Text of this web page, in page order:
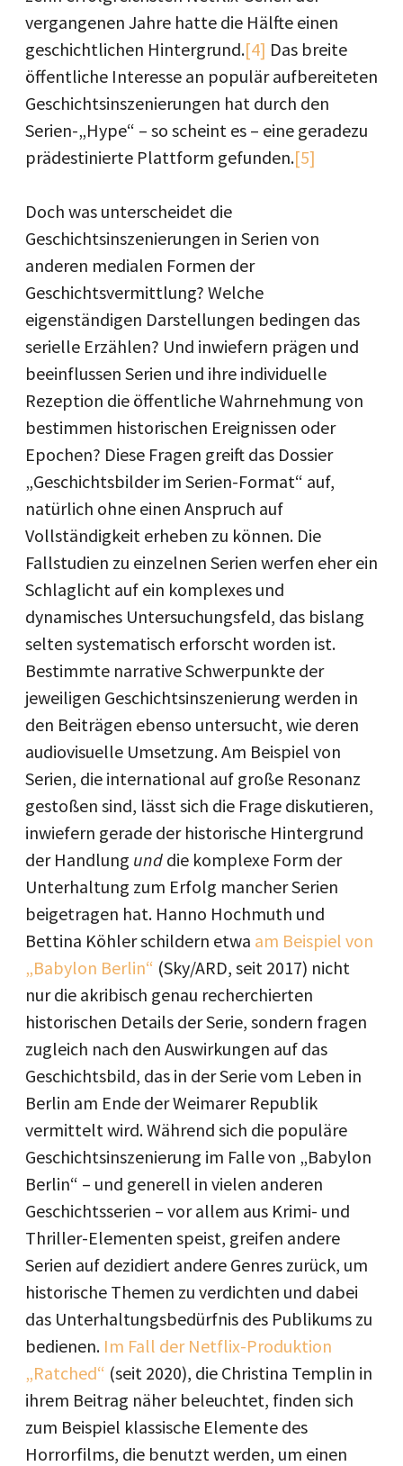
vergangenen Jahre hatte die Hälfte einen
geschichtlichen Hintergrund.[4] Das breite
öffentliche Interesse an populär aufbereiteten
Geschichtsinszenierungen hat durch den
Serien-„Hype“ – so scheint es – eine geradezu
prädestinierte Plattform gefunden.[5]
Doch was unterscheidet die
Geschichtsinszenierungen in Serien von
anderen medialen Formen der
Geschichtsvermittlung? Welche
eigenständigen Darstellungen bedingen das
serielle Erzählen? Und inwiefern prägen und
beeinflussen Serien und ihre individuelle
Rezeption die öffentliche Wahrnehmung von
bestimmen historischen Ereignissen oder
Epochen? Diese Fragen greift das Dossier
„Geschichtsbilder im Serien-Format“ auf,
natürlich ohne einen Anspruch auf
Vollständigkeit erheben zu können. Die
Fallstudien zu einzelnen Serien werfen eher ein
Schlaglicht auf ein komplexes und
dynamisches Untersuchungsfeld, das bislang
selten systematisch erforscht worden ist.
Bestimmte narrative Schwerpunkte der
jeweiligen Geschichtsinszenierung werden in
den Beiträgen ebenso untersucht, wie deren
audiovisuelle Umsetzung. Am Beispiel von
Serien, die international auf große Resonanz
gestoßen sind, lässt sich die Frage diskutieren,
inwiefern gerade der historische Hintergrund
der Handlung und die komplexe Form der
Unterhaltung zum Erfolg mancher Serien
beigetragen hat. Hanno Hochmuth und
Bettina Köhler schildern etwa am Beispiel von
„Babylon Berlin“ (Sky/ARD, seit 2017) nicht
nur die akribisch genau recherchierten
historischen Details der Serie, sondern fragen
zugleich nach den Auswirkungen auf das
Geschichtsbild, das in der Serie vom Leben in
Berlin am Ende der Weimarer Republik
vermittelt wird. Während sich die populäre
Geschichtsinszenierung im Falle von „Babylon
Berlin“ – und generell in vielen anderen
Geschichtsserien – vor allem aus Krimi- und
Thriller-Elementen speist, greifen andere
Serien auf dezidiert andere Genres zurück, um
historische Themen zu verdichten und dabei
das Unterhaltungsbedürfnis des Publikums zu
bedienen. Im Fall der Netflix-Produktion
„Ratched“ (seit 2020), die Christina Templin in
ihrem Beitrag näher beleuchtet, finden sich
zum Beispiel klassische Elemente des
Horrorfilms, die benutzt werden, um einen